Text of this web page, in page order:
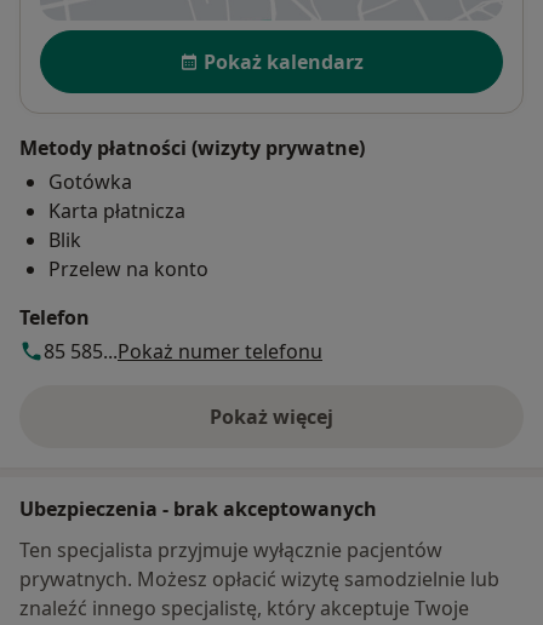
Dostępność
Pokaż kalendarz
Metody płatności (wizyty prywatne)
Gotówka
Karta płatnicza
Blik
Przelew na konto
Telefon
85 585...Pokaż numer telefonu
Pokaż więcej
o adresie
Ubezpieczenia - brak akceptowanych
Ten specjalista przyjmuje wyłącznie pacjentów
prywatnych. Możesz opłacić wizytę samodzielnie lub
znaleźć innego specjalistę, który akceptuje Twoje